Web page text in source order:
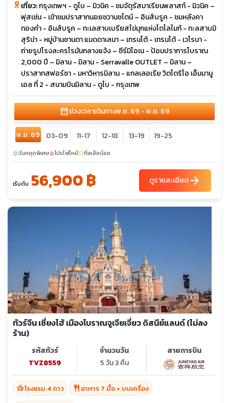
เที่ยว:กรุงเทพฯ - ดูไบ – มิวนิค - ชมจัตุรัสมาเรียนพลาสท์ - มิวนิค –
ฟุสเซ่น - เข้าชมปราสาทนอยชวานชไตน์ – อินส์บรูค - ชมหลังคา
ทองคำ - อินส์บรูค – ทะเลสาบเบรียสไข่มุกแห่งโดโลไมท์ - ทะลสาบมิ
สุริน่า - หมู่บ้านซานตา แมดดาเลนา – เทรนโต้ - เทรนโต้ - เวโรนา -
ถ่ายรูปโรงละครโรมันกลางแจ้ง – ซีร์มิโอเน - ป้อมปราการโบราณ
2,000 ปี – มิลาน - มิลาน - Serravalle OUTLET – มิลาน –
ปราสาทสฟอร์ซา - มหาวิหารมิลาน - แกลเลอเรีย วิตโตริโอ เอ็มมานู
เอล ที่ 2 - สนามบินมิลาน - ดูไบ - กรุงเทพ
calendar_monthช่วงเวลาเดินทางพ.ย. 69 - พ.ย. 69
พ.ย. 69 03-09 11-17 12-18 13-19 19-25
sunnyวันหยุดพิเศษlocal_fire_departmentโปรไฟไหม้confirmation_numberที่เหลือน้อย
เริ่มต้น 56,900 ฿ ดูรายละเอียดarrow_forward
ทัวร์จีน เซี่ยงไฮ้ เมืองโบราณจูเจียเจี่ยว ดิสนีย์แลนด์ (ไม่ลง
ร้าน)
รหัสทัวร์
TVZ8559
จำนวนวัน
5 วัน 3 คืน
สายการบิน
hotel_classโรงแรม 4 ดาว restaurant อาหาร 7 มื้อ + บนเครื่อง